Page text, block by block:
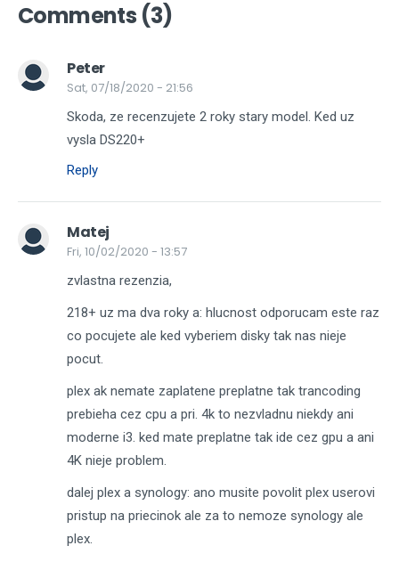
Comments (3)
Peter
Sat, 07/18/2020 - 21:56
Skoda, ze recenzujete 2 roky stary model. Ked uz
vysla DS220+
Reply
Matej
Fri, 10/02/2020 - 13:57
zvlastna rezenzia,
218+ uz ma dva roky a: hlucnost odporucam este raz
co pocujete ale ked vyberiem disky tak nas nieje
pocut.
plex ak nemate zaplatene preplatne tak trancoding
prebieha cez cpu a pri. 4k to nezvladnu niekdy ani
moderne i3. ked mate preplatne tak ide cez gpu a ani
4K nieje problem.
dalej plex a synology: ano musite povolit plex userovi
pristup na priecinok ale za to nemoze synology ale
plex.